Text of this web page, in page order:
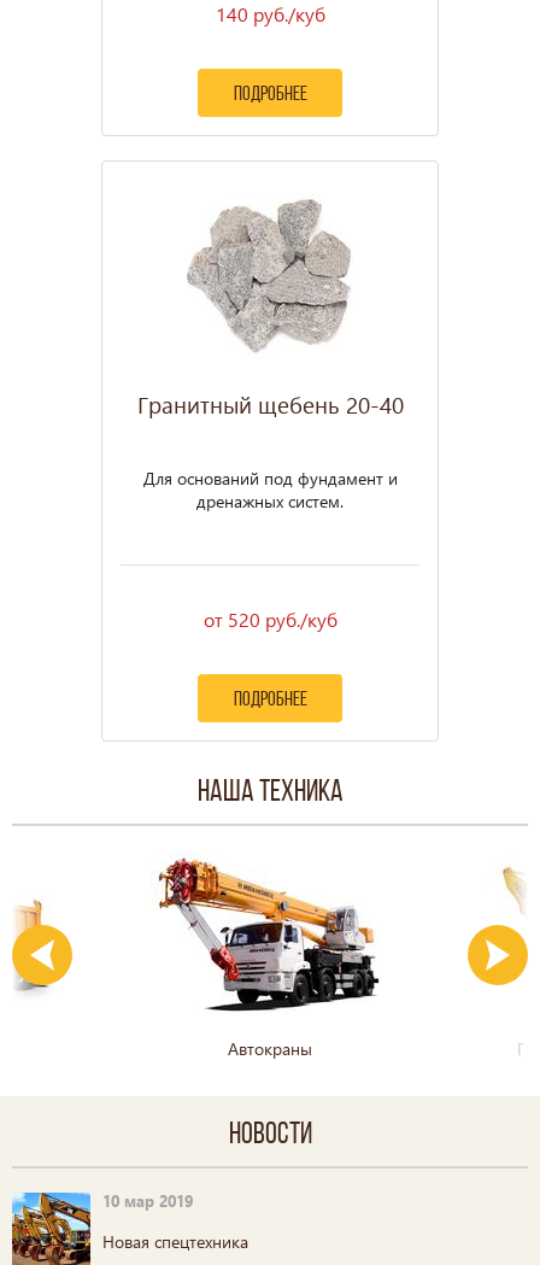
140 руб./куб
подробнее
Гранитный щебень 20-40
Для оснований под фундамент и
дренажных систем.
от 520 руб./куб
подробнее
Наша техника
Автокраны
Новости
10 мар 2019
Новая спецтехника